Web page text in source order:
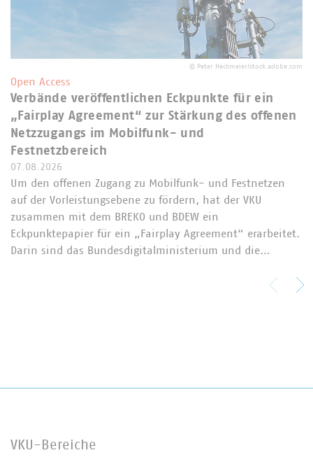
© Peter Heckmeier/stock.adobe.com
Open Access
Verbände veröffentlichen Eckpunkte für ein
„Fairplay Agreement“ zur Stärkung des offenen
Netzzugangs im Mobilfunk- und
Festnetzbereich
07.08.2026
Um den offenen Zugang zu Mobilfunk- und Festnetzen
auf der Vorleistungsebene zu fördern, hat der VKU
zusammen mit dem BREKO und BDEW ein
Eckpunktepapier für ein „Fairplay Agreement“ erarbeitet.
Darin sind das Bundesdigitalministerium und die…
VKU-Bereiche